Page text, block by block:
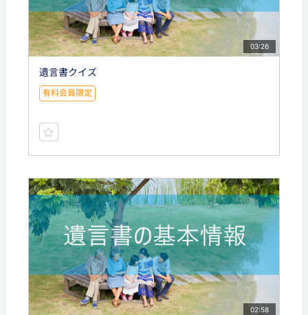
03:26
遺言書クイズ
有料会員限定
02:58